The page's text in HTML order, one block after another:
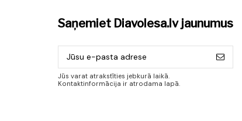
Saņemiet Diavolesa.lv jaunumus
Jūs varat atrakstīties jebkurā laikā.
Kontaktinformācija ir atrodama lapā.